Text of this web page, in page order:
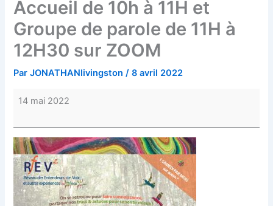
Accueil de 10h à 11H et
Groupe de parole de 11H à
12H30 sur ZOOM
ParJONATHANlivingston/8 avril 2022
parole
de
11H
à
12H30
ZOOM
14 mai 2022